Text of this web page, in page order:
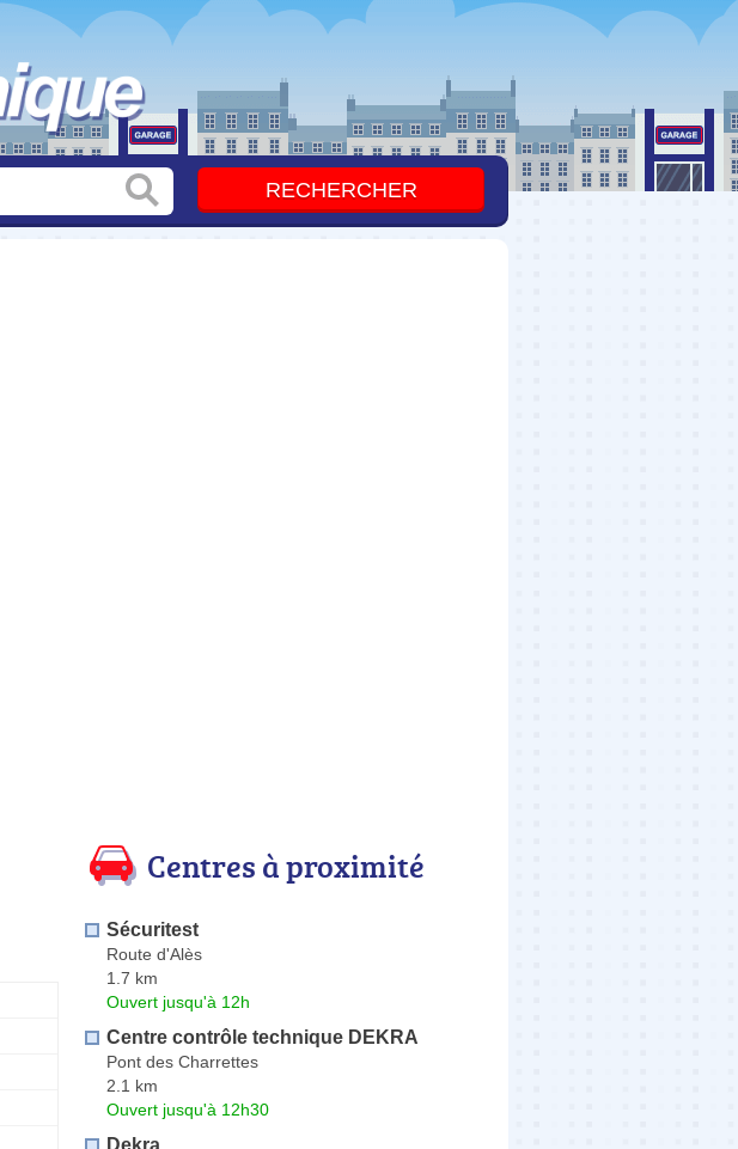
Centres à proximité
Sécuritest
Route d'Alès
1.7 km
Ouvert jusqu'à 12h
Centre contrôle technique DEKRA
Pont des Charrettes
2.1 km
Ouvert jusqu'à 12h30
Dekra